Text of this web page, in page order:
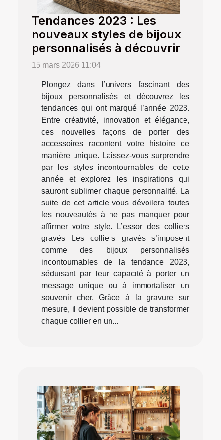
Tendances 2023 : Les
nouveaux styles de bijoux
personnalisés à découvrir
15 mars 2026 11:04
Plongez dans l’univers fascinant des
bijoux personnalisés et découvrez les
tendances qui ont marqué l’année 2023.
Entre créativité, innovation et élégance,
ces nouvelles façons de porter des
accessoires racontent votre histoire de
manière unique. Laissez-vous surprendre
par les styles incontournables de cette
année et explorez les inspirations qui
sauront sublimer chaque personnalité. La
suite de cet article vous dévoilera toutes
les nouveautés à ne pas manquer pour
affirmer votre style. L’essor des colliers
gravés Les colliers gravés s’imposent
comme des bijoux personnalisés
incontournables de la tendance 2023,
séduisant par leur capacité à porter un
message unique ou à immortaliser un
souvenir cher. Grâce à la gravure sur
mesure, il devient possible de transformer
chaque collier en un...